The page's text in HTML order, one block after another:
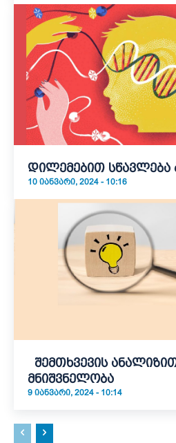
დილემებით სწავლება
10 ᲘᲐᲜᲕᲐᲠᲘ, 2024 - 10:16
შემთხვევის
მნიშვნელობა
9 ᲘᲐᲜᲕᲐᲠᲘ, 2024 - 10:14